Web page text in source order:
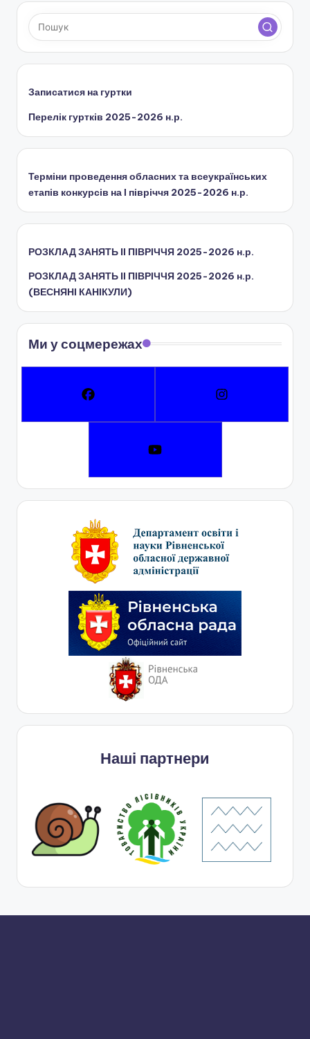
а
с
н
о
ї
р
д
и
Записатися на гуртки
Перелік гуртків 2025-2026 н.р.
Терміни проведення обласних та всеукраїнських
етапів конкурсів на І півріччя 2025-2026 н.р.
РОЗКЛАД ЗАНЯТЬ IІ ПІВРІЧЧЯ 2025-2026 н.р.
РОЗКЛАД ЗАНЯТЬ IІ ПІВРІЧЧЯ 2025-2026 н.р.
(ВЕСНЯНІ КАНІКУЛИ)
Ми у соцмережах
Наші партнери